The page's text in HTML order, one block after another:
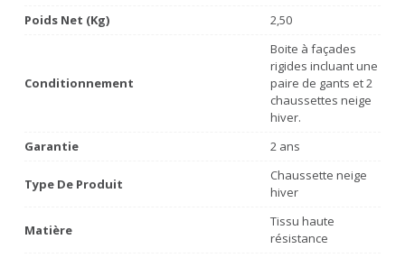
Poids Net (Kg)
2,50
Conditionnement
Boite à façades
rigides incluant une
paire de gants et 2
chaussettes neige
hiver.
Garantie
2 ans
Type De Produit
Chaussette neige
hiver
Matière
Tissu haute
résistance